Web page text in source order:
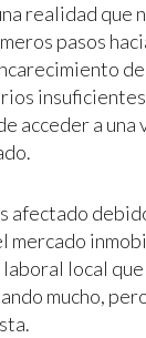
realidad que
pasos
acceder a una
afectado
mercado
local
mucho,